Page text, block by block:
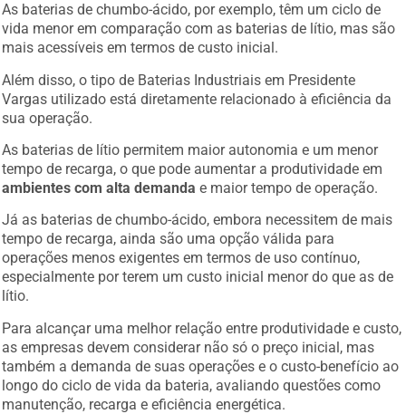
As baterias de chumbo-ácido, por exemplo, têm um ciclo de
vida menor em comparação com as baterias de lítio, mas são
mais acessíveis em termos de custo inicial.
Além disso, o tipo de Baterias Industriais em Presidente
Vargas utilizado está diretamente relacionado à eficiência da
sua operação.
As baterias de lítio permitem maior autonomia e um menor
tempo de recarga, o que pode aumentar a produtividade em
ambientes com alta demanda e maior tempo de operação.
Já as baterias de chumbo-ácido, embora necessitem de mais
tempo de recarga, ainda são uma opção válida para
operações menos exigentes em termos de uso contínuo,
especialmente por terem um custo inicial menor do que as de
lítio.
Para alcançar uma melhor relação entre produtividade e custo,
as empresas devem considerar não só o preço inicial, mas
também a demanda de suas operações e o custo-benefício ao
longo do ciclo de vida da bateria, avaliando questões como
manutenção, recarga e eficiência energética.